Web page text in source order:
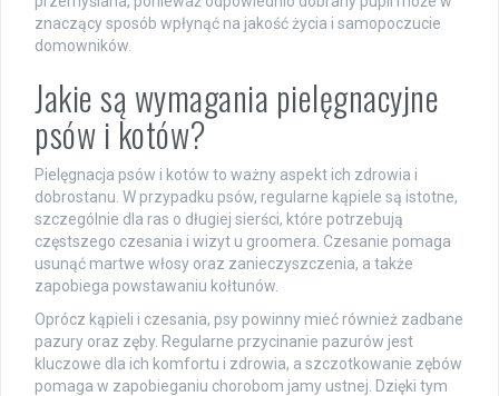
znaczący sposób wpłynąć na jakość życia i samopoczucie
domowników.
Jakie są wymagania pielęgnacyjne
psów i kotów?
Pielęgnacja psów i kotów to ważny aspekt ich zdrowia i
dobrostanu. W przypadku psów, regularne kąpiele są istotne,
szczególnie dla ras o długiej sierści, które potrzebują
częstszego czesania i wizyt u groomera. Czesanie pomaga
usunąć martwe włosy oraz zanieczyszczenia, a także
zapobiega powstawaniu kołtunów.
Oprócz kąpieli i czesania, psy powinny mieć również zadbane
pazury oraz zęby. Regularne przycinanie pazurów jest
kluczowe dla ich komfortu i zdrowia, a szczotkowanie zębów
pomaga w zapobieganiu chorobom jamy ustnej. Dzięki tym